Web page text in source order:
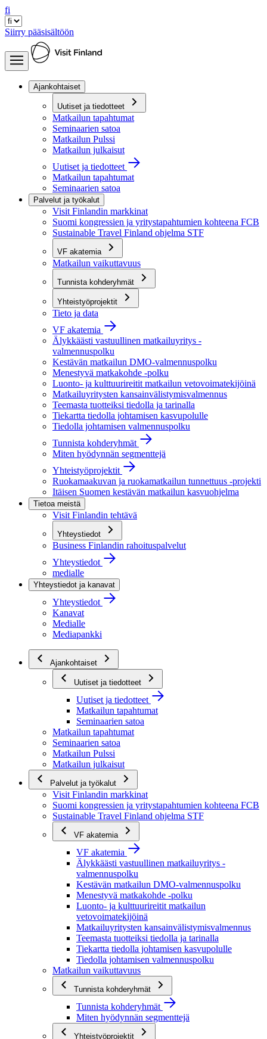
fi
Siirry pääsisältöön
Ajankohtaiset
Uutiset ja tiedotteet
Matkailun tapahtumat
Seminaarien satoa
Matkailun Pulssi
Matkailun julkaisut
Uutiset ja tiedotteet
Matkailun tapahtumat
Seminaarien satoa
Palvelut ja työkalut
Visit Finlandin markkinat
Suomi kongressien ja yritystapahtumien kohteena FCB
Sustainable Travel Finland ohjelma STF
VF akatemia
Matkailun vaikuttavuus
Tunnista kohderyhmät
Yhteistyöprojektit
Tieto ja data
VF akatemia
Älykkäästi vastuullinen matkailuyritys -
valmennuspolku
Kestävän matkailun DMO-valmennuspolku
Menestyvä matkakohde -polku
Luonto- ja kulttuurireitit matkailun vetovoimatekijöinä
Matkailuyritysten kansainvälistymisvalmennus
Teemasta tuotteiksi tiedolla ja tarinalla
Tiekartta tiedolla johtamisen kasvupolulle
Tiedolla johtamisen valmennuspolku
Tunnista kohderyhmät
Miten hyödynnän segmenttejä
Yhteistyöprojektit
Ruokamaakuvan ja ruokamatkailun tunnettuus -projekti
Itäisen Suomen kestävän matkailun kasvuohjelma
Tietoa meistä
Visit Finlandin tehtävä
Yhteystiedot
Business Finlandin rahoituspalvelut
Yhteystiedot
medialle
Yhteystiedot ja kanavat
Yhteystiedot
Kanavat
Medialle
Mediapankki
Ajankohtaiset
Uutiset ja tiedotteet
Uutiset ja tiedotteet
Matkailun tapahtumat
Seminaarien satoa
Matkailun tapahtumat
Seminaarien satoa
Matkailun Pulssi
Matkailun julkaisut
Palvelut ja työkalut
Visit Finlandin markkinat
Suomi kongressien ja yritystapahtumien kohteena FCB
Sustainable Travel Finland ohjelma STF
VF akatemia
VF akatemia
Älykkäästi vastuullinen matkailuyritys -
valmennuspolku
Kestävän matkailun DMO-valmennuspolku
Menestyvä matkakohde -polku
Luonto- ja kulttuurireitit matkailun
vetovoimatekijöinä
Matkailuyritysten kansainvälistymisvalmennus
Teemasta tuotteiksi tiedolla ja tarinalla
Tiekartta tiedolla johtamisen kasvupolulle
Tiedolla johtamisen valmennuspolku
Matkailun vaikuttavuus
Tunnista kohderyhmät
Tunnista kohderyhmät
Miten hyödynnän segmenttejä
Yhteistyöprojektit